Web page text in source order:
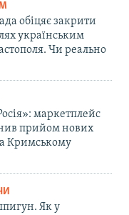
обіцяє закрити
українським
Чи реально
маркетплейс
прийом нових
Кримському
Як у